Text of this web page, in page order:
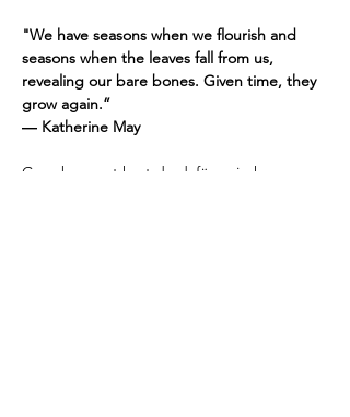
"We have seasons when we flourish and
seasons when the leaves fall from us,
revealing our bare bones. Given time, they
grow again.”
― Katherine May
Ganz bewusst hast du dafür zwischen